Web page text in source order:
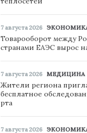
7 августа 2026
Товарооборот между
странами ЕАЭС вырос
7 августа 2026 МЕДИЦИНА
Жители региона
бесплатное
рта
7 августа 2026